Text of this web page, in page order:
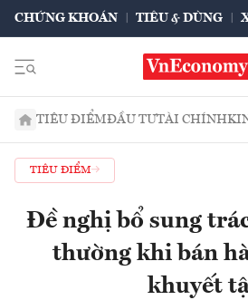
CHỨNG KHOÁN TIÊU & DÙNG
TIÊU ĐIỂMĐẦU TƯTÀI CHÍNH
TIÊU ĐIỂM
Đề nghị bổ sung
thường khi bán
khuyết